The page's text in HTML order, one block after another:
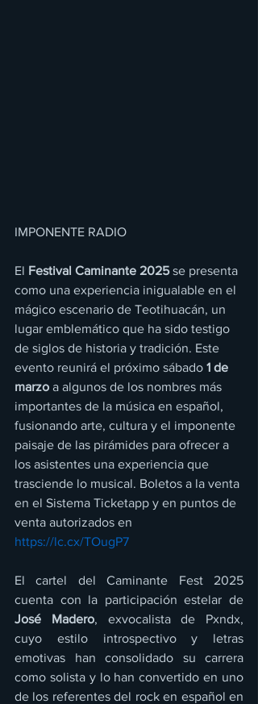
IMPONENTE RADIO
El Festival Caminante 2025 se presenta
como una experiencia inigualable en el
mágico escenario de Teotihuacán, un
lugar emblemático que ha sido testigo
de siglos de historia y tradición. Este
evento reunirá el próximo sábado 1 de
marzo a algunos de los nombres más
importantes de la música en español,
fusionando arte, cultura y el imponente
paisaje de las pirámides para ofrecer a
los asistentes una experiencia que
trasciende lo musical. Boletos a la venta
en el Sistema Ticketapp y en puntos de
venta autorizados en
https://lc.cx/TOugP7
El cartel del Caminante Fest 2025
José Madero, exvocalista de Pxndx,
cuyo estilo introspectivo y letras
emotivas han consolidado su carrera
como solista y lo han convertido en uno
de los referentes del rock en español en